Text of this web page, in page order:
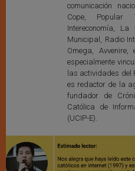
comunicación
Cope, Popular
Intereconomía,
Municipal, Radio
Omega,
especialmente
las actividades del
es redactor de la
fundador de
Católica de
(UCIP-E).